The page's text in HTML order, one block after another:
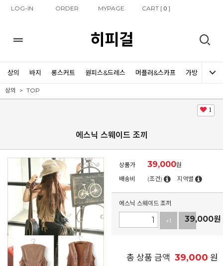
LOG-IN ORDER MYPAGE CART [0 ]
히피걸
상의 바지 롱스커트 원피스&드레스 머플러&스카프 가방 신발
상의 TOP
1
에스닉 스웨이드 조끼
상품가 39,000원
배송비
(조건) 지역별
에스닉 스웨이드 조끼
+1 -1
39,000원
총 상품 금액 39,000 원